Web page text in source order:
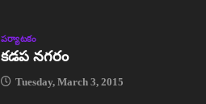
పర్యాటకం
కడప నగరం
Tuesday, March 3, 2015